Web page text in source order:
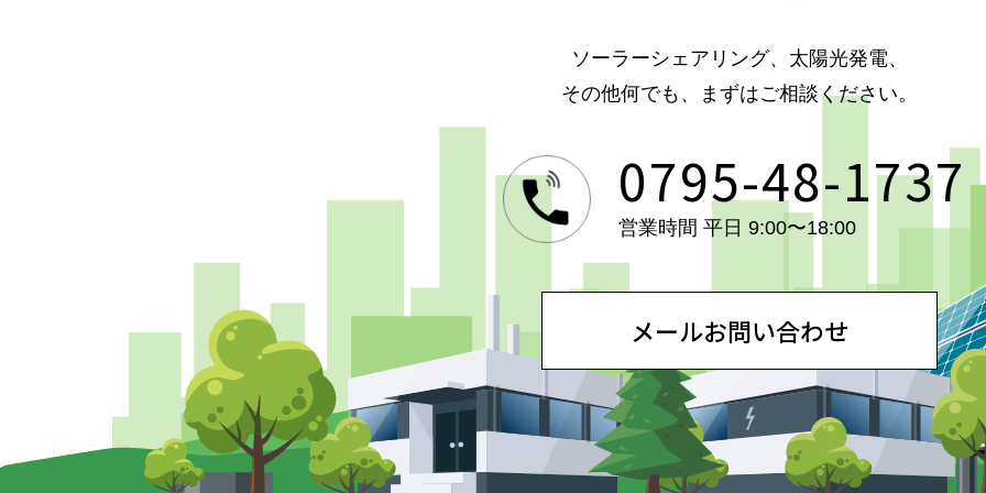
ソーラーシェアリング、太陽光発電、
その他何でも、まずはご相談ください。
0795-48-1737
営業時間 平日 9:00〜18:00
メールお問い合わせ